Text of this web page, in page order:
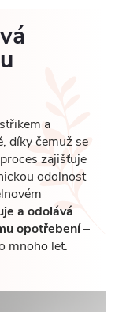
a
díky čemuž se
zajišťuje
odolnost
a odolává
opotřebení–
mnoho let.